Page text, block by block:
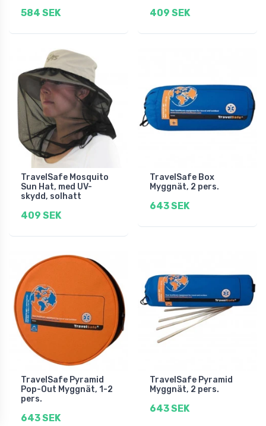
584 SEK 409 SEK
TravelSafe Mosquito
Sun Hat, med UV-
skydd, solhatt
409 SEK
TravelSafe Box
Myggnät, 2 pers.
643 SEK
TravelSafe Pyramid
Pop-Out Myggnät, 1-2
pers.
643 SEK
TravelSafe Pyramid
Myggnät, 2 pers.
643 SEK